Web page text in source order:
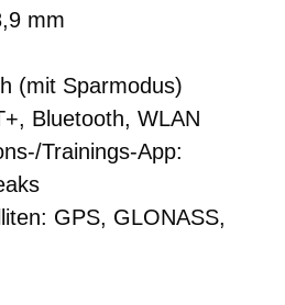
mm
(mit Sparmodus)
Bluetooth, WLAN
Trainings-App:
GPS, GLONASS,